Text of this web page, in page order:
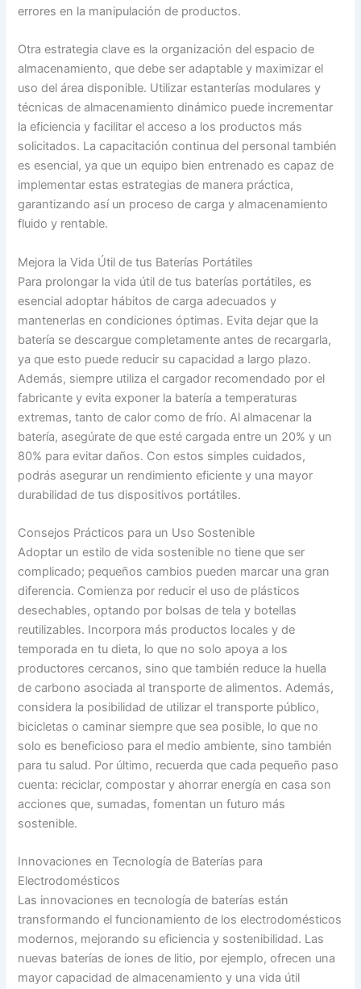
errores en la manipulación de productos.
Otra estrategia clave es la organización del espacio de
almacenamiento, que debe ser adaptable y maximizar el
uso del área disponible. Utilizar estanterías modulares y
técnicas de almacenamiento dinámico puede incrementar
la eficiencia y facilitar el acceso a los productos más
solicitados. La capacitación continua del personal también
es esencial, ya que un equipo bien entrenado es capaz de
implementar estas estrategias de manera práctica,
garantizando así un proceso de carga y almacenamiento
fluido y rentable.
Mejora la Vida Útil de tus Baterías Portátiles
Para prolongar la vida útil de tus baterías portátiles, es
esencial adoptar hábitos de carga adecuados y
mantenerlas en condiciones óptimas. Evita dejar que la
batería se descargue completamente antes de recargarla,
ya que esto puede reducir su capacidad a largo plazo.
Además, siempre utiliza el cargador recomendado por el
fabricante y evita exponer la batería a temperaturas
extremas, tanto de calor como de frío. Al almacenar la
batería, asegúrate de que esté cargada entre un 20% y un
80% para evitar daños. Con estos simples cuidados,
podrás asegurar un rendimiento eficiente y una mayor
durabilidad de tus dispositivos portátiles.
Consejos Prácticos para un Uso Sostenible
Adoptar un estilo de vida sostenible no tiene que ser
complicado; pequeños cambios pueden marcar una gran
diferencia. Comienza por reducir el uso de plásticos
desechables, optando por bolsas de tela y botellas
reutilizables. Incorpora más productos locales y de
temporada en tu dieta, lo que no solo apoya a los
productores cercanos, sino que también reduce la huella
de carbono asociada al transporte de alimentos. Además,
considera la posibilidad de utilizar el transporte público,
bicicletas o caminar siempre que sea posible, lo que no
solo es beneficioso para el medio ambiente, sino también
para tu salud. Por último, recuerda que cada pequeño paso
cuenta: reciclar, compostar y ahorrar energía en casa son
acciones que, sumadas, fomentan un futuro más
sostenible.
Innovaciones en Tecnología de Baterías para
Electrodomésticos
Las innovaciones en tecnología de baterías están
transformando el funcionamiento de los electrodomésticos
modernos, mejorando su eficiencia y sostenibilidad. Las
nuevas baterías de iones de litio, por ejemplo, ofrecen una
mayor capacidad de almacenamiento y una vida útil